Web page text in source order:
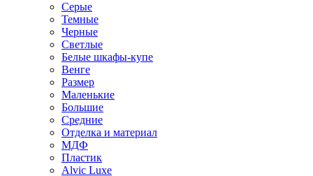
Серые
Темные
Черные
Светлые
Белые шкафы-купе
Венге
Размер
Маленькие
Большие
Средние
Отделка и материал
МДФ
Пластик
Alvic Luxe